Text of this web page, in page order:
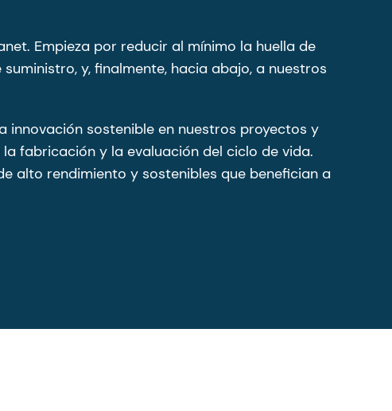
Empieza por reducir al mínimo la huella de
y, finalmente, hacia abajo, a nuestros
innovación sostenible en nuestros proyectos y
fabricación y la evaluación del ciclo de vida.
alto rendimiento y sostenibles que benefician a